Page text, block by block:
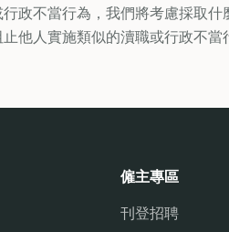
政不當行為，我們將考慮採取
他人實施類似的瀆職或行政不當
僱主專區
刊登招聘